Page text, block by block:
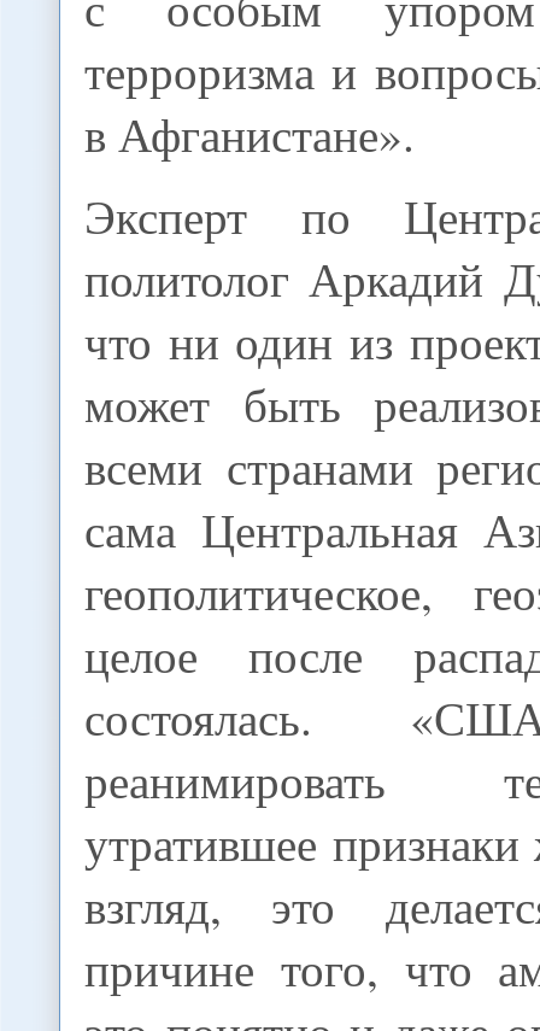
терроризма и
в Афганистане».
Эксперт по
политолог Аркадий
что ни один из
может быть
всеми странами
сама Центральная
геополитическое,
целое после
состоялась.
реанимировать
утратившее
взгляд, это
причине того, что